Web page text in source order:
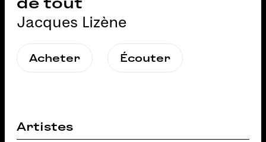
Jacques Lizène
Acheter Écouter
Artistes